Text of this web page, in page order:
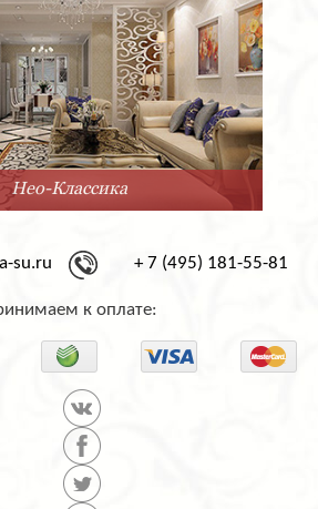
Минимализм
su.ru + 7 (495) 181-55-81
к оплате: